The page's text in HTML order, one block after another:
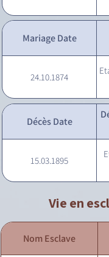
Mariage Date
24.10.1874
Décès Date
15.03.1895
Vie en
Nom Esclave